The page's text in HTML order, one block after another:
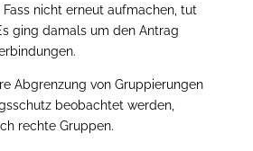
nicht erneut aufmachen, tut
ging damals um den Antrag
Abgrenzung von Gruppierungen
beobachtet werden,
rechte Gruppen.